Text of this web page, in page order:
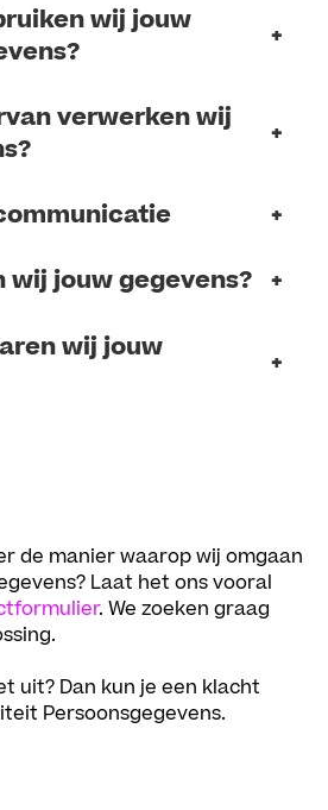
wij jouw
+
verwerken wij
+
+
wij jouw gegevens? +
wij jouw
+
de manier waarop wij omgaan
Laat het ons vooral
. We zoeken graag
uit? Dan kun je een klacht
Persoonsgegevens.